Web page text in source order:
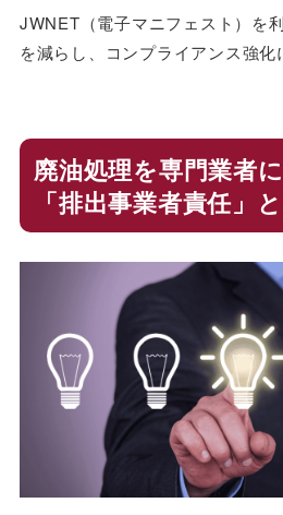
JWNET（電子マニフェスト）を
を減らし、コンプライアンス強化
廃油処理を専門業者
「排出事業者責任」